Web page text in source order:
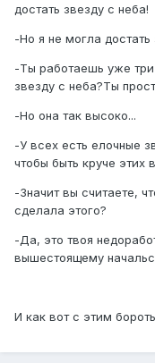
достать звезду с неба!
-Но я не могла достать
-Ты работаешь уже
звезду с неба?Ты
-Но она так высоко...
-У всех есть елочные
чтобы быть круче этих
-Значит вы считаете,
сделала этого?
-Да, это твоя
вышестоящему
И как вот с этим